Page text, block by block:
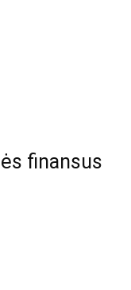
finansus